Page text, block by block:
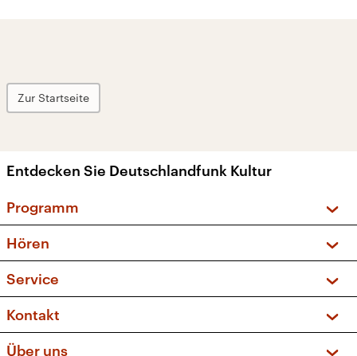
Zur Startseite
Entdecken Sie Deutschlandfunk Kultur
Programm
Sendungen und Podcasts
Musikliste
Kakadu – Das Kinderprogramm
Hören
Frequenzen (UKW + DAB+)
Service
FAQ
Apps
Kontakt
Über uns